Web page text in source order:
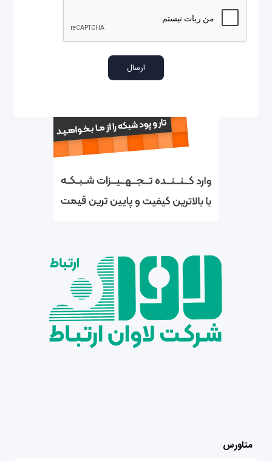
متاورس